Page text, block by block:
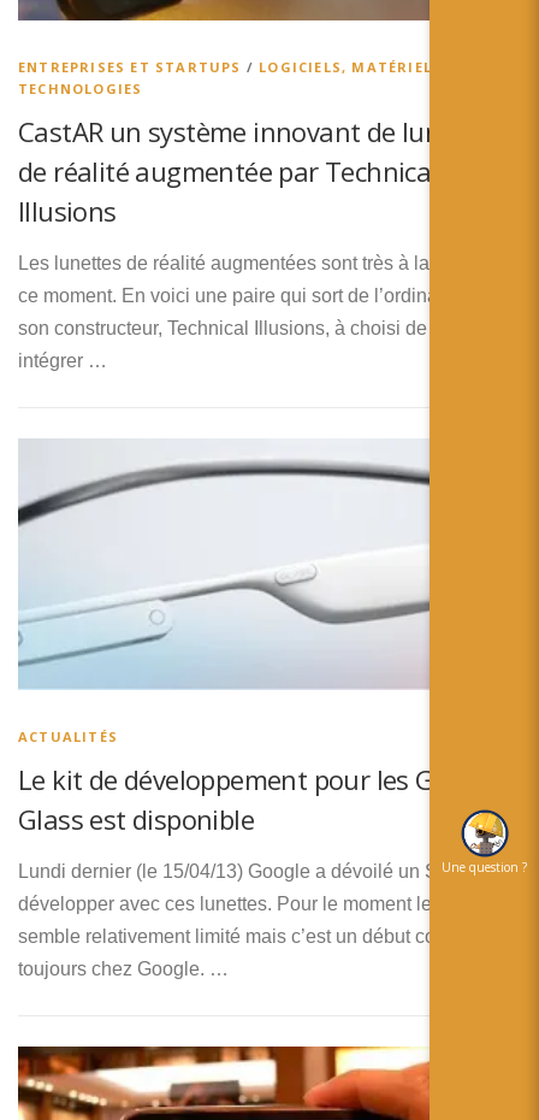
ENTREPRISES ET STARTUPS / LOGICIELS, MATÉRIELS ET
TECHNOLOGIES
CastAR un système innovant de lunettes
de réalité augmentée par Technical
Illusions
Les lunettes de réalité augmentées sont très à la mode en
ce moment. En voici une paire qui sort de l’ordinaire car
son constructeur, Technical Illusions, à choisi de lui
intégrer …
ACTUALITÉS
Le kit de développement pour les Google
Glass est disponible
Lundi dernier (le 15/04/13) Google a dévoilé un SDK pour
développer avec ces lunettes. Pour le moment le package
semble relativement limité mais c’est un début comme
toujours chez Google. …
Une question ?